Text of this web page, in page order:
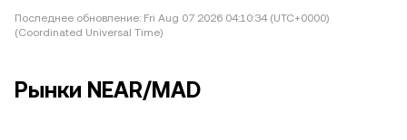
Последнее обновление: Fri Aug 07 2026 04:10:34 (UTC+0000)
(Coordinated Universal Time)
Рынки NEAR/MAD